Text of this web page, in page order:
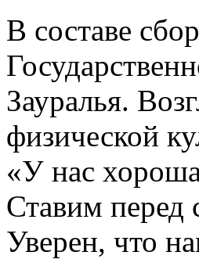
В составе
Зауралья.
физической
«У нас
Ставим перед
Уверен, что